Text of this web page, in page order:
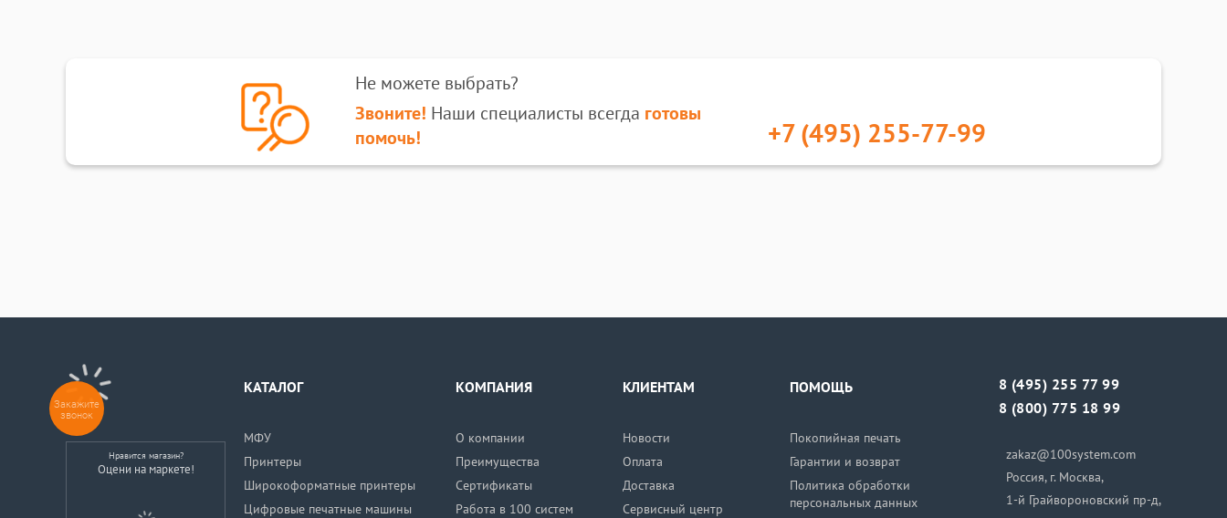
Не можете выбрать?
Звоните! Наши специалисты всегда готовы
помочь!
+7 (495) 255-77-99
Нравится магазин?
Оцени на маркете!
КАТАЛОГ
МФУ
Принтеры
Широкоформатные принтеры
Цифровые печатные машины
КОМПАНИЯ
О компании
Преимущества
Сертификаты
Работа в 100 систем
КЛИЕНТАМ
Новости
Оплата
Доставка
Сервисный центр
ПОМОЩЬ
Покопийная печать
Гарантии и возврат
Политика обработки
персональных данных
8 (495) 255 77 99
8 (800) 775 18 99
zakaz@100system.com
Россия, г. Москва,
1-й Грайвороновский пр-д,
Закажите
звонок